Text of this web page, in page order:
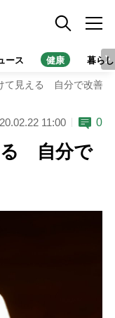
ース 健康 暮らし
て見える 自分で改善で
11:00 0
る 自分で